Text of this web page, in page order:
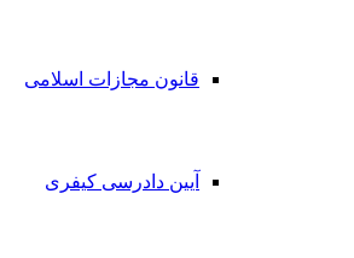
قانون مجازات اسلامی
آیین دادرسی کیفری